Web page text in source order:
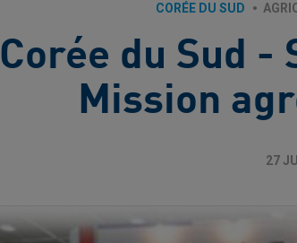
CORÉE DU SUD
Corée du Sud -
Mission
27